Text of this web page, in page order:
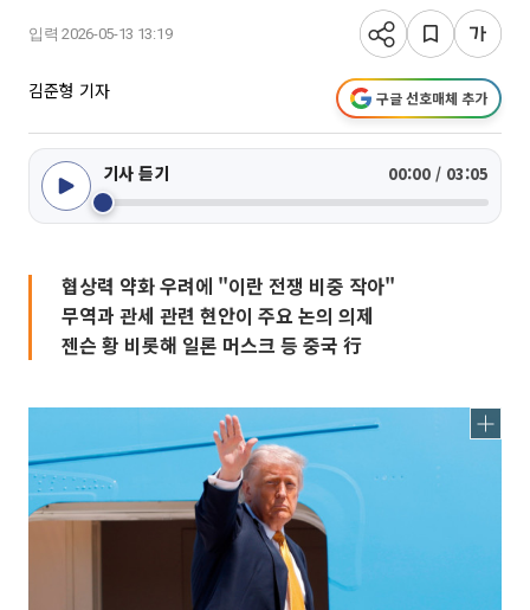
입력 2026-05-13 13:19
김준형 기자 구글 선호매체 추가
기사 듣기 00:00 / 03:05
협상력 약화 우려에 "이란 전쟁 비중 작아"
무역과 관세 관련 현안이 주요 논의 의제
젠슨 황 비롯해 일론 머스크 등 중국 行